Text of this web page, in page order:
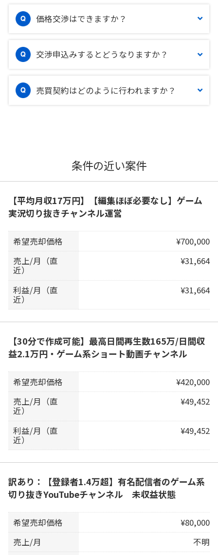
価格交渉はできますか？
交渉申込みするとどうなりますか？
売買契約はどのように行われますか？
条件の近い案件
【平均月収17万円】【編集ほぼ必要なし】ゲーム
実況切り抜きチャンネル運営
希望売却価格
¥700,000
売上/月（直
近）
¥31,664
利益/月（直
近）
¥31,664
【30分で作成可能】最高日間再生数165万/日間収
益2.1万円・ゲーム系ショート動画チャンネル
希望売却価格
¥420,000
売上/月（直
近）
¥49,452
利益/月（直
近）
¥49,452
訳あり：【登録者1.4万超】有名配信者のゲーム系
切り抜きYouTubeチャンネル 未収益状態
希望売却価格
¥80,000
売上/月
不明